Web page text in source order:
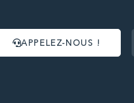
APPELEZ-NOUS !